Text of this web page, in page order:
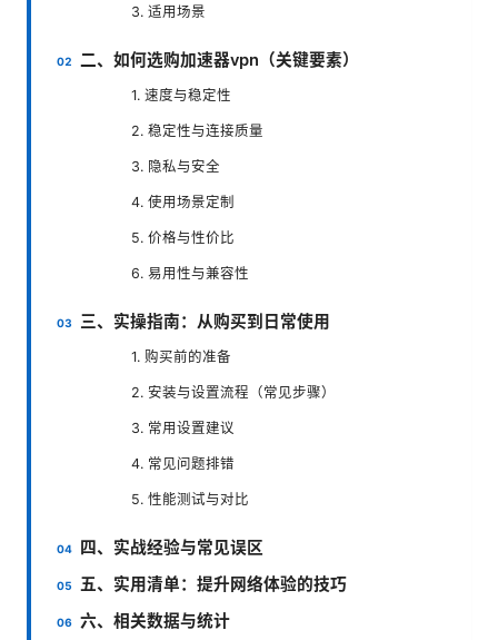
3. 适用场景
二、如何选购加速器vpn（关键要素）
1. 速度与稳定性
2. 稳定性与连接质量
3. 隐私与安全
4. 使用场景定制
5. 价格与性价比
6. 易用性与兼容性
三、实操指南：从购买到日常使用
1. 购买前的准备
2. 安装与设置流程（常见步骤）
3. 常用设置建议
4. 常见问题排错
5. 性能测试与对比
四、实战经验与常见误区
五、实用清单：提升网络体验的技巧
六、相关数据与统计